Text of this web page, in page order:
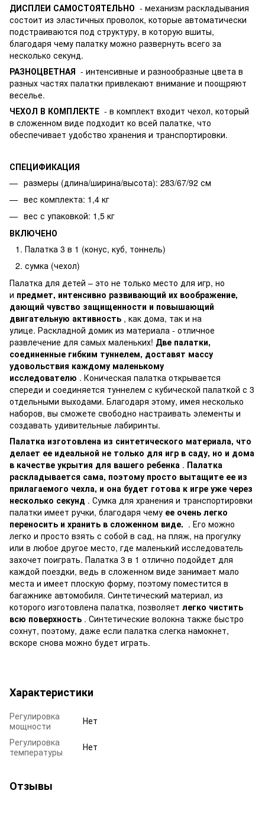
ДИСПЛЕИ САМОСТОЯТЕЛЬНО - механизм раскладывания
состоит из эластичных проволок, которые автоматически
подстраиваются под структуру, в которую вшиты,
благодаря чему палатку можно развернуть всего за
несколько секунд.
РАЗНОЦВЕТНАЯ - интенсивные и разнообразные цвета в
разных частях палатки привлекают внимание и поощряют
веселье.
ЧЕХОЛ В КОМПЛЕКТЕ - в комплект входит чехол, который
в сложенном виде подходит ко всей палатке, что
обеспечивает удобство хранения и транспортировки.
СПЕЦИФИКАЦИЯ
размеры (длина/ширина/высота): 283/67/92 см
вес комплекта: 1,4 кг
вес с упаковкой: 1,5 кг
ВКЛЮЧЕНО
Палатка 3 в 1 (конус, куб, тоннель)
сумка (чехол)
Палатка для детей – это не только место для игр, но
и предмет, интенсивно развивающий их воображение,
дающий чувство защищенности и повышающий
двигательную активность , как дома, так и на
улице. Раскладной домик из материала - отличное
развлечение для самых маленьких! Две палатки,
соединенные гибким туннелем, доставят массу
удовольствия каждому маленькому
исследователю . Коническая палатка открывается
спереди и соединяется туннелем с кубической палаткой с 3
отдельными выходами. Благодаря этому, имея несколько
наборов, вы сможете свободно настраивать элементы и
создавать удивительные лабиринты.
Палатка изготовлена ​​из синтетического материала, что
делает ее идеальной не только для игр в саду, но и дома
в качестве укрытия для вашего ребенка . Палатка
раскладывается сама, поэтому просто вытащите ее из
прилагаемого чехла, и она будет готова к игре уже через
несколько секунд . Сумка для хранения и транспортировки
палатки имеет ручки, благодаря чему ее очень легко
переносить и хранить в сложенном виде. . Его можно
легко и просто взять с собой в сад, на пляж, на прогулку
или в любое другое место, где маленький исследователь
захочет поиграть. Палатка 3 в 1 отлично подойдет для
каждой поездки, ведь в сложенном виде занимает мало
места и имеет плоскую форму, поэтому поместится в
багажнике автомобиля. Синтетический материал, из
которого изготовлена ​​палатка, позволяет легко чистить
всю поверхность . Синтетические волокна также быстро
сохнут, поэтому, даже если палатка слегка намокнет,
вскоре снова можно будет играть.
Характеристики
Регулировка
мощности
Нет
Регулировка
температуры
Нет
Отзывы